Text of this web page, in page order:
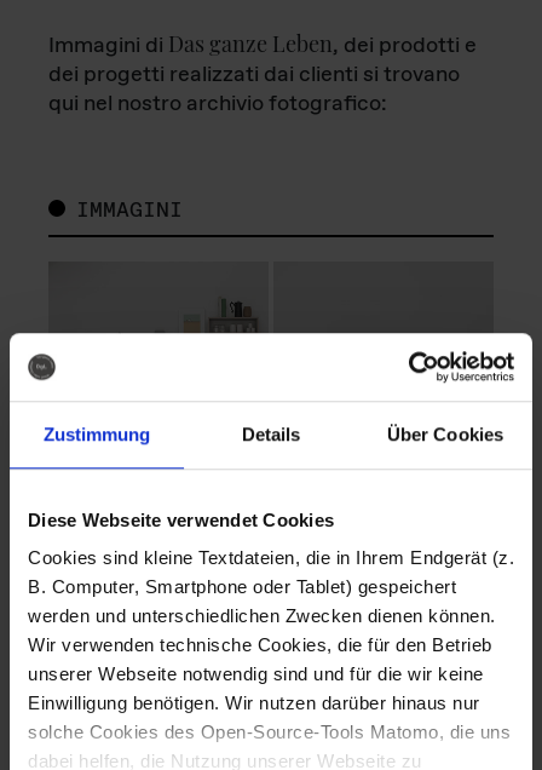
Zustimmung Details Über Cookies
Diese Webseite verwendet Cookies
Cookies sind kleine Textdateien, die in Ihrem Endgerät (z.
B. Computer, Smartphone oder Tablet) gespeichert
werden und unterschiedlichen Zwecken dienen können.
Wir verwenden technische Cookies, die für den Betrieb
unserer Webseite notwendig sind und für die wir keine
Einwilligung benötigen. Wir nutzen darüber hinaus nur
solche Cookies des Open-Source-Tools Matomo, die uns
dabei helfen, die Nutzung unserer Webseite zu
Immagini di Das ganze Leben, dei prodotti e
dei progetti realizzati dai clienti si trovano
qui nel nostro archivio fotografico:
IMMAGINI
Fotografo: Lorenz
Sternbach
Download
Fotografo: Lorenz
Sternbach
Download